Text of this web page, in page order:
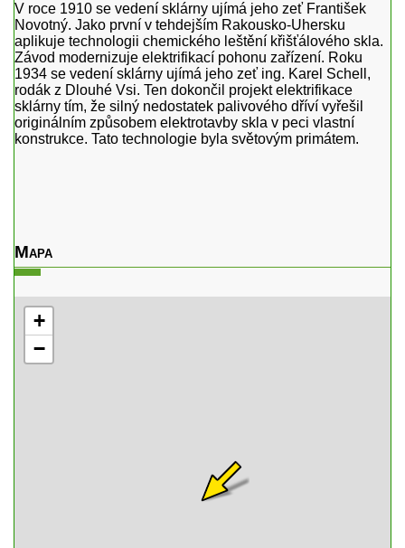
V roce 1910 se vedení sklárny ujímá jeho zeť František
Novotný. Jako první v tehdejším Rakousko-Uhersku
aplikuje technologii chemického leštění křišťálového skla.
Závod modernizuje elektrifikací pohonu zařízení. Roku
1934 se vedení sklárny ujímá jeho zeť ing. Karel Schell,
rodák z Dlouhé Vsi. Ten dokončil projekt elektrifikace
sklárny tím, že silný nedostatek palivového dříví vyřešil
originálním způsobem elektrotavby skla v peci vlastní
konstrukce. Tato technologie byla světovým primátem.
Mapa